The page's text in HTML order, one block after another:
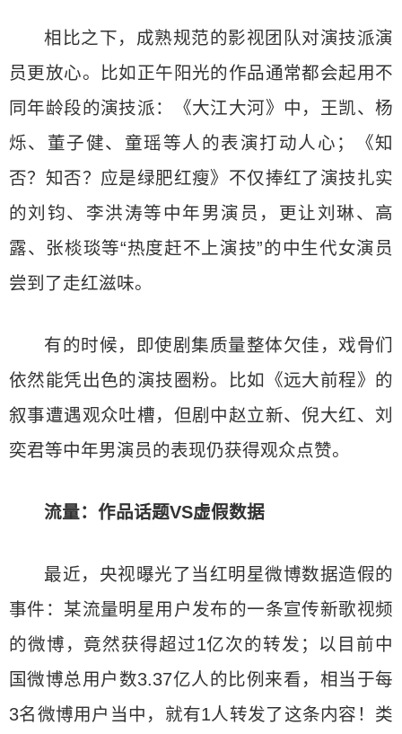
相比之下，成熟规范的影视团队对演技派演
员更放心。比如正午阳光的作品通常都会起用不
同年龄段的演技派：《大江大河》中，王凯、杨
烁、董子健、童瑶等人的表演打动人心；《知
否？知否？应是绿肥红瘦》不仅捧红了演技扎实
的刘钧、李洪涛等中年男演员，更让刘琳、高
露、张棪琰等“热度赶不上演技”的中生代女演员
尝到了走红滋味。
有的时候，即使剧集质量整体欠佳，戏骨们
依然能凭出色的演技圈粉。比如《远大前程》的
叙事遭遇观众吐槽，但剧中赵立新、倪大红、刘
奕君等中年男演员的表现仍获得观众点赞。
流量：作品话题VS虚假数据
最近，央视曝光了当红明星微博数据造假的
事件：某流量明星用户发布的一条宣传新歌视频
的微博，竟然获得超过1亿次的转发；以目前中
国微博总用户数3.37亿人的比例来看，相当于每
3名微博用户当中，就有1人转发了这条内容！类